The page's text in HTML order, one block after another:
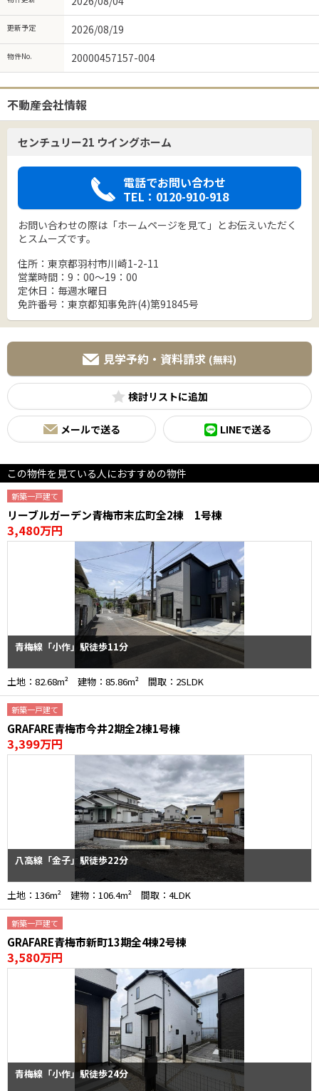
更新予定 2026/08/19
物件No. 20000457157-004
不動産会社情報
センチュリー21 ウイングホーム
電話でお問い合わせ
TEL：0120-910-918
お問い合わせの際は「ホームページを見て」とお伝えいただく
とスムーズです。
住所：東京都羽村市川崎1-2-11
営業時間：9：00～19：00
定休日：毎週水曜日
免許番号：東京都知事免許(4)第91845号
見学予約・資料請求 (無料)
検討リスト
メールで送る LINEで送る
この物件を見ている人におすすめの物件
新築一戸建て
リーブルガーデン青梅市末広町全2棟 1号棟
3,480万円
青梅線「小作」駅徒歩11分
土地：82.68m² 建物：85.86m² 間取：2SLDK
新築一戸建て
GRAFARE青梅市今井2期全2棟1号棟
3,399万円
八高線「金子」駅徒歩22分
土地：136m² 建物：106.4m² 間取：4LDK
新築一戸建て
GRAFARE青梅市新町13期全4棟2号棟
3,580万円
青梅線「小作」駅徒歩24分